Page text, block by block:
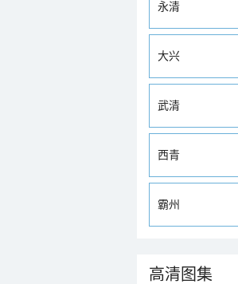
永清
大兴
武清
西青
霸州
高清图集